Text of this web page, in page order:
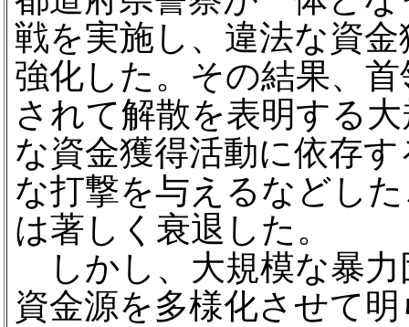
戦を実施し、違法な資
強化した。その結果、
されて解散を表明する
な資金獲得活動に依存
な打撃を与えるなどし
は著しく衰退した。
しかし、大規模な暴力
資金源を多様化させて